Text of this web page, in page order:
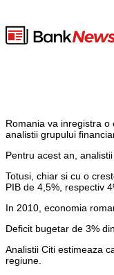
Romania va inregistra
analistii grupului
Pentru acest an,
Totusi, chiar si cu o
PIB de 4,5%, respectiv
In 2010, economia
Deficit bugetar de 3%
Analistii Citi estimeaza
regiune.